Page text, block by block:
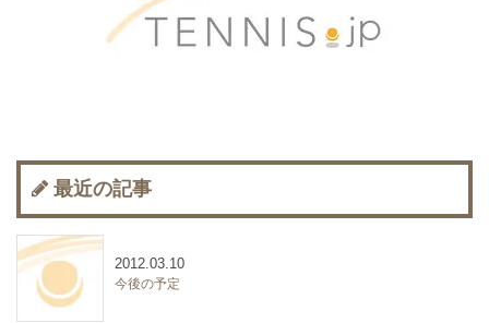
最近の記事
今後の予定
2012.03.10